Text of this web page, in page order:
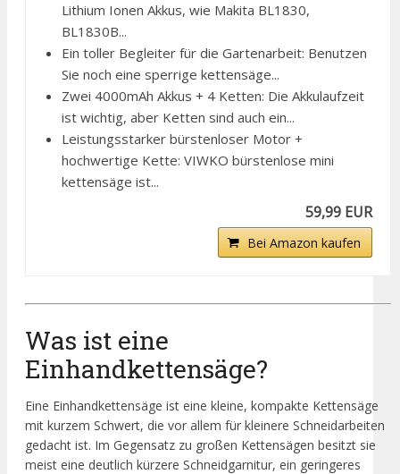
Lithium Ionen Akkus, wie Makita BL1830,
BL1830B...
Ein toller Begleiter für die Gartenarbeit: Benutzen
Sie noch eine sperrige kettensäge...
Zwei 4000mAh Akkus + 4 Ketten: Die Akkulaufzeit
ist wichtig, aber Ketten sind auch ein...
Leistungsstarker bürstenloser Motor +
hochwertige Kette: VIWKO bürstenlose mini
kettensäge ist...
59,99 EUR
Bei Amazon kaufen
Was ist eine
Einhandkettensäge?
Eine Einhandkettensäge ist eine kleine, kompakte Kettensäge
mit kurzem Schwert, die vor allem für kleinere Schneidarbeiten
gedacht ist. Im Gegensatz zu großen Kettensägen besitzt sie
meist eine deutlich kürzere Schneidgarnitur, ein geringeres